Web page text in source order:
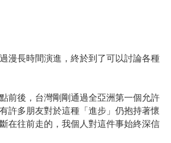
漫長時間演進，終於到了可以討論各種
前後，台灣剛剛通過全亞洲第一個允許
許多朋友對於這種「進步」仍抱持著懷
在往前走的，我個人對這件事始終深信